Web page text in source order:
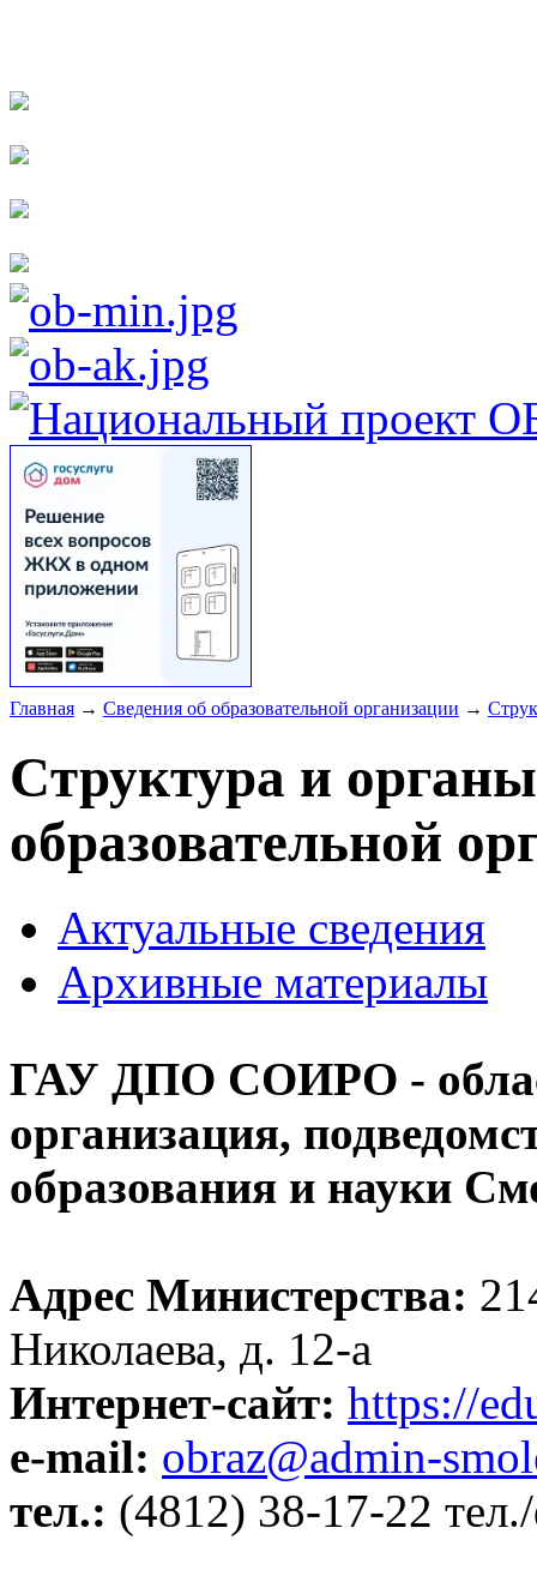
Главная → Сведения об образовательной организации →
Cтруктура и
образовательной
Актуальные сведения
Архивные материалы
ГАУ ДПО СОИРО -
организация,
образования и науки
Адрес Министерства:
Николаева, д. 12-а
Интернет-сайт: https://
e-mail: obraz@admin-
тел.: (4812) 38-17-22